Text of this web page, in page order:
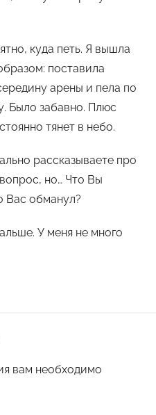
куда петь. Я вышла
поставила
арены и пела по
Было забавно. Плюс
тянет в небо.
рассказываете про
но… Что Вы
Вас обманул?
У меня не много
вам необходимо